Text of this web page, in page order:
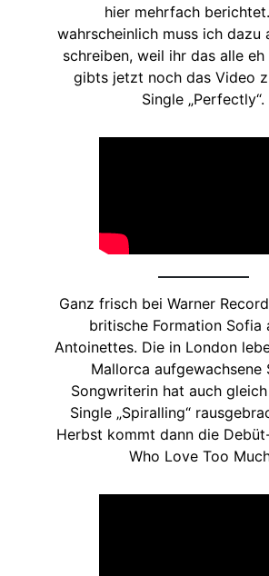
hier mehrfach
wahrscheinlich muss ich dazu
schreiben, weil ihr das alle
gibts jetzt noch das Video
Single „Perfectly“.
Ganz frisch bei Warner
britische Formation Sofia
Antoinettes. Die in London
Mallorca aufgewachsene
Songwriterin hat auch
Single „Spiralling“
Herbst kommt dann die
Who Love Too